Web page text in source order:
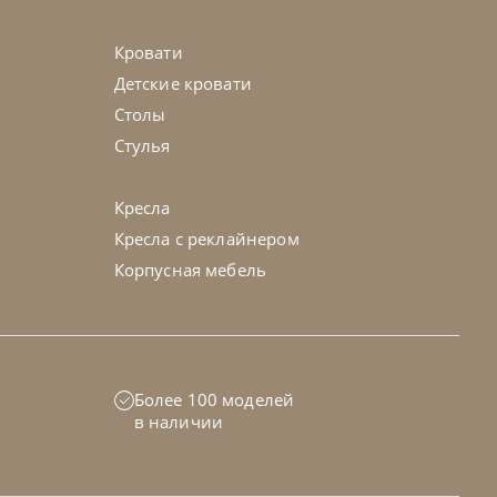
Papel Keramik Premium
Кровати
Детские кровати
Столы
Стулья
Кресла
Кресла с реклайнером
Корпусная мебель
Более 100 моделей
в наличии